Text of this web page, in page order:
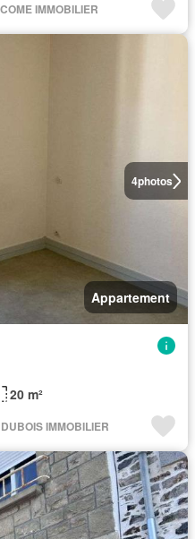
IMMOBILIER
4photos
Appartement
20 m²
IMMOBILIER